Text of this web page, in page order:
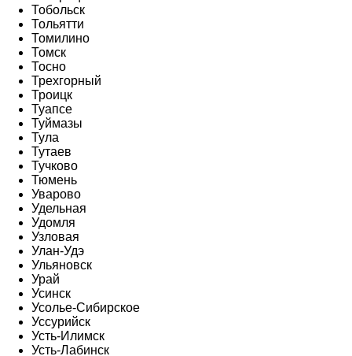
Тобольск
Тольятти
Томилино
Томск
Тосно
Трехгорный
Троицк
Туапсе
Туймазы
Тула
Тутаев
Тучково
Тюмень
Уварово
Удельная
Удомля
Узловая
Улан-Удэ
Ульяновск
Урай
Усинск
Усолье-Сибирское
Уссурийск
Усть-Илимск
Усть-Лабинск